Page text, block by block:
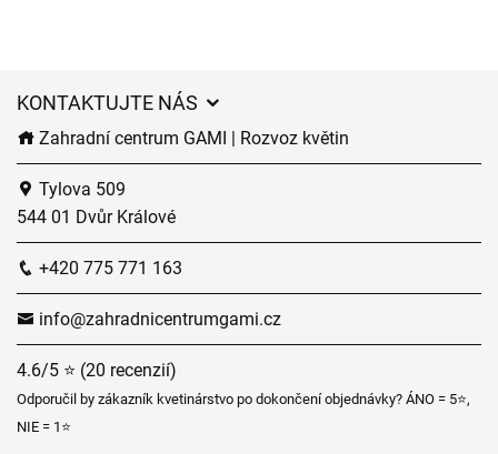
KONTAKTUJTE NÁS
Zahradní centrum GAMI | Rozvoz květin
Tylova 509
544 01 Dvůr Králové
+420 775 771 163
info@zahradnicentrumgami.cz
4.6/5 ⭐ (20 recenzií)
Odporučil by zákazník kvetinárstvo po dokončení objednávky? ÁNO = 5⭐,
NIE = 1⭐